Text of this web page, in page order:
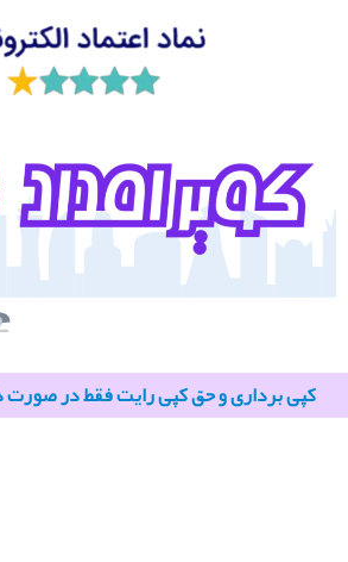
کپی برداری و حق کپی رایت فقط در صورت